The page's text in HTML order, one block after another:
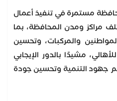
مستمرة في تنفيذ أعمال
مراكز ومدن المحافظة، بما
والمركبات، وتحسين
مشيدًا بالدور الإيجابي
جهود التنمية وتحسين جودة